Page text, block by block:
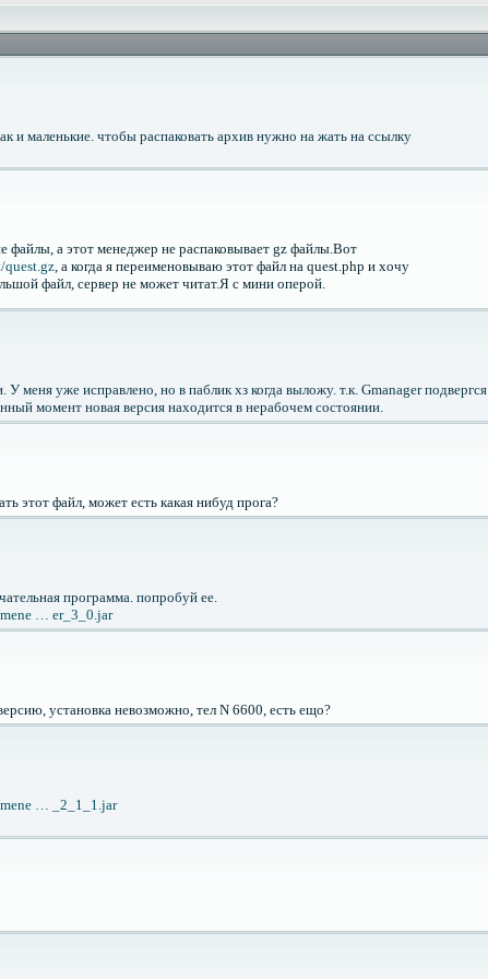
и маленькие. чтобы распаковать архив нужно на жать на ссылку
файлы, а этот менеджер не распаковывает gz файлы.Вот
quest.gz, а когда я переименовываю этот файл на quest.php и хочу
файл, сервер не может читат.Я с мини оперой.
меня уже исправлено, но в паблик хз когда выложу. т.к. Gmanager подвергся
момент новая версия находится в нерабочем состоянии.
этот файл, может есть какая нибуд прога?
программа. попробуй ее.
… er_3_0.jar
установка невозможно, тел N 6600, есть ещо?
… _2_1_1.jar